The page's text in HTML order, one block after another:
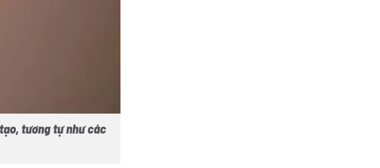
tương tự như các